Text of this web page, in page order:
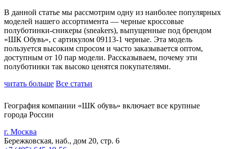
В данной статье мы рассмотрим одну из наиболее популярных
моделей нашего ассортимента — черные кроссовые
полуботинки-сникеры (sneakers), выпущенные под брендом
«ШК Обувь», с артикулом 09113-1 черные. Эта модель
пользуется высоким спросом и часто заказывается оптом,
доступным от 10 пар модели. Рассказываем, почему эти
полуботинки так высоко ценятся покупателями.
читать больше Все статьи
География компании «ШК обувь» включает все крупные
города России
г. Москва
Бережковская, наб., дом 20, стр. 6